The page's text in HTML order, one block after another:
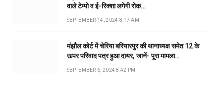
वाले टेम्पो व ई-रिक्शा लगेगी रोक…
SEPTEMBER 14, 2024 8:17 AM
मंझौल कोर्ट में चेरिया बरियारपुर की थानाध्यक्ष समेत 12 के
ऊपर परिवाद पत्र हुआ दायर, जानें- पूरा मामला…
SEPTEMBER 6, 2024 8:42 PM